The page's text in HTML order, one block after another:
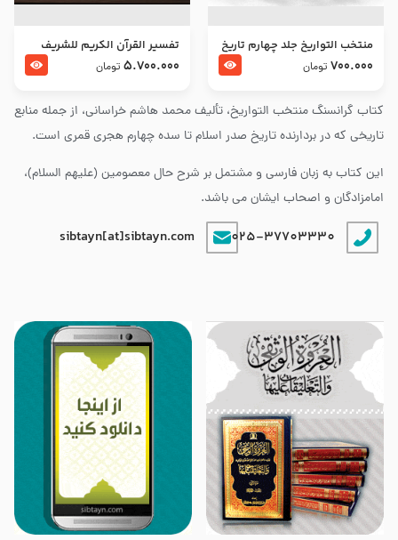
کتاب گرانسنگ منتخب التواريخ، تألیف محمد هاشم خراسانی، از جمله منابع
تاریخی که در بردارنده تاریخ صدر اسلام تا سده چهارم هجری قمری است.
این کتاب به زبان فارسی و مشتمل بر شرح حال معصومین (علیهم السلام)،
امامزادگان و اصحاب ایشان می باشد.
025-37703330
sibtayn[at]sibtayn.com
منتخب التواریخ جلد چهارم تاریخ
امام زین العابدین و امام محمد
700.000 تومان
تفسير القرآن الكريم للشريف
المرتضي قدس سرّه
5.700.000 تومان